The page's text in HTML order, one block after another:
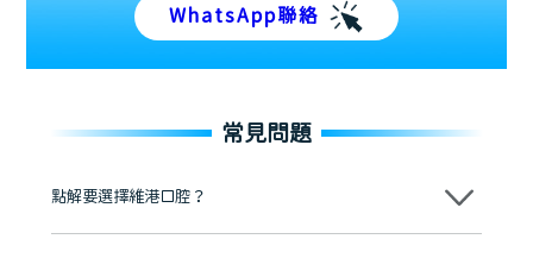
WhatsApp聯絡
常見問題
點解要選擇維港口腔？
維港口腔踐行「醫道濟世」的大學校訓，各分院匯聚來自香港、內地的